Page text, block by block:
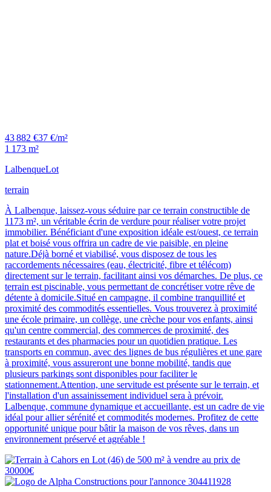
43 882 €37 €/m²
1 173 m²
LalbenqueLot
terrain
À Lalbenque, laissez-vous séduire par ce terrain constructible de
1173 m², un véritable écrin de verdure pour réaliser votre projet
immobilier. Bénéficiant d'une exposition idéale est/ouest, ce terrain
plat et boisé vous offrira un cadre de vie paisible, en pleine
nature.Déjà borné et viabilisé, vous disposez de tous les
raccordements nécessaires (eau, électricité, fibre et télécom)
directement sur le terrain, facilitant ainsi vos démarches. De plus, ce
terrain est piscinable, vous permettant de concrétiser votre rêve de
détente à domicile.Situé en campagne, il combine tranquillité et
proximité des commodités essentielles. Vous trouverez à proximité
une école primaire, un collège, une crèche pour vos enfants, ainsi
qu'un centre commercial, des commerces de proximité, des
restaurants et des pharmacies pour un quotidien pratique. Les
transports en commun, avec des lignes de bus régulières et une gare
à proximité, vous assureront une bonne mobilité, tandis que
plusieurs parkings sont disponibles pour faciliter le
stationnement.Attention, une servitude est présente sur le terrain, et
l'installation d'un assainissement individuel sera à prévoir.
Lalbenque, commune dynamique et accueillante, est un cadre de vie
idéal pour allier sérénité et commodités modernes. Profitez de cette
opportunité unique pour bâtir la maison de vos rêves, dans un
environnement préservé et agréable !